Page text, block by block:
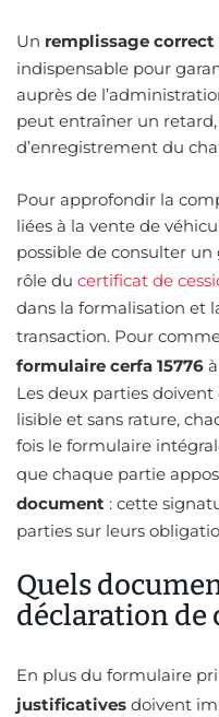
Un remplissage
indispensable pour
auprès de
peut entraîner un
d’enregistrement du
Pour approfondir la
liées à la vente de
possible de consulter
rôle du certificat de
dans la formalisation et
transaction. Pour
formulaire cerfa 15776
Les deux parties
lisible et sans rature,
fois le formulaire
que chaque partie
document : cette
parties sur leurs
Quels
déclaration de
En plus du formulaire
justificatives doivent